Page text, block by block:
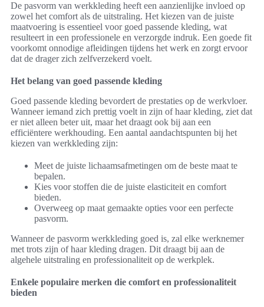
De pasvorm van werkkleding heeft een aanzienlijke invloed op
zowel het comfort als de uitstraling. Het kiezen van de juiste
maatvoering is essentieel voor goed passende kleding, wat
resulteert in een professionele en verzorgde indruk. Een goede fit
voorkomt onnodige afleidingen tijdens het werk en zorgt ervoor
dat de drager zich zelfverzekerd voelt.
Het belang van goed passende kleding
Goed passende kleding bevordert de prestaties op de werkvloer.
Wanneer iemand zich prettig voelt in zijn of haar kleding, ziet dat
er niet alleen beter uit, maar het draagt ook bij aan een
efficiëntere werkhouding. Een aantal aandachtspunten bij het
kiezen van werkkleding zijn:
Meet de juiste lichaamsafmetingen om de beste maat te
bepalen.
Kies voor stoffen die de juiste elasticiteit en comfort
bieden.
Overweeg op maat gemaakte opties voor een perfecte
pasvorm.
Wanneer de pasvorm werkkleding goed is, zal elke werknemer
met trots zijn of haar kleding dragen. Dit draagt bij aan de
algehele uitstraling en professionaliteit op de werkplek.
Enkele populaire merken die comfort en professionaliteit
bieden